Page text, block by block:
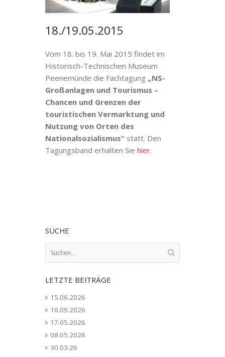
18./19.05.2015
Vom 18. bis 19. Mai 2015 findet im
Historisch-Technischen Museum
Peenemünde die Fachtagung „NS-
Großanlagen und Tourismus –
Chancen und Grenzen der
touristischen Vermarktung und
Nutzung von Orten des
Nationalsozialismus“ statt. Den
Tagungsband erhalten Sie hier.
SUCHE
LETZTE BEITRÄGE
15.06.2026
16.09.2026
17.05.2026
08.05.2026
30.03.26